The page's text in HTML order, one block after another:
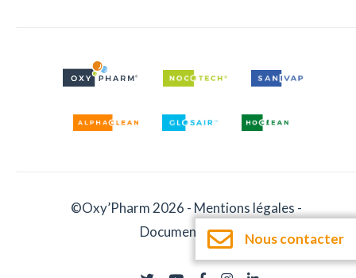
©Oxy’Pharm 2026 - Mentions légales -
Documentation
Nous contacter